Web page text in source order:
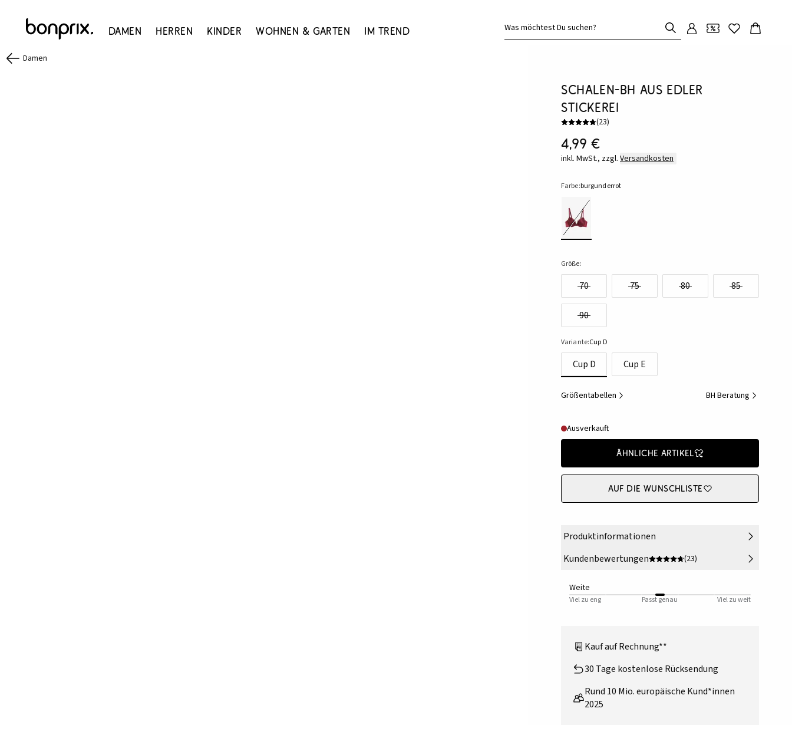
Damen Herren Kinder Wohnen & Garten Im Trend Was möchtest Du suchen?
Damen
Schalen-BH aus edler
Stickerei
(23)
4,99 €
inkl. MwSt., zzgl. Versandkosten
Farbe:burgunderrot
Größe:
70 75 80 85
90
Variante:Cup D
Cup D Cup E
Größentabellen BH Beratung
Ausverkauft
Ähnliche Artikel
Auf die Wunschliste
Produktinformationen
Kundenbewertungen
(23)
Weite
Viel zu eng Passt genau Viel zu weit
Kauf auf Rechnung**
30 Tage kostenlose Rücksendung
Rund 10 Mio. europäische Kund*innen
2025